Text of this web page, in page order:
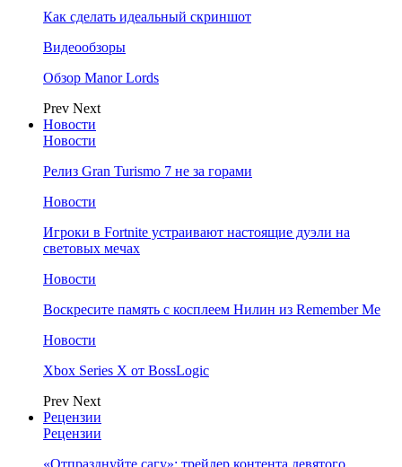
Как сделать идеальный скриншот
Видеообзоры
Обзор Manor Lords
Prev Next
Новости
Новости
Релиз Gran Turismo 7 не за горами
Новости
Игроки в Fortnite устраивают настоящие дуэли на
световых мечах
Новости
Воскресите память с косплеем Нилин из Remember Me
Новости
Xbox Series X от BossLogic
Prev Next
Рецензии
Рецензии
«Отпразднуйте сагу»: трейлер контента девятого